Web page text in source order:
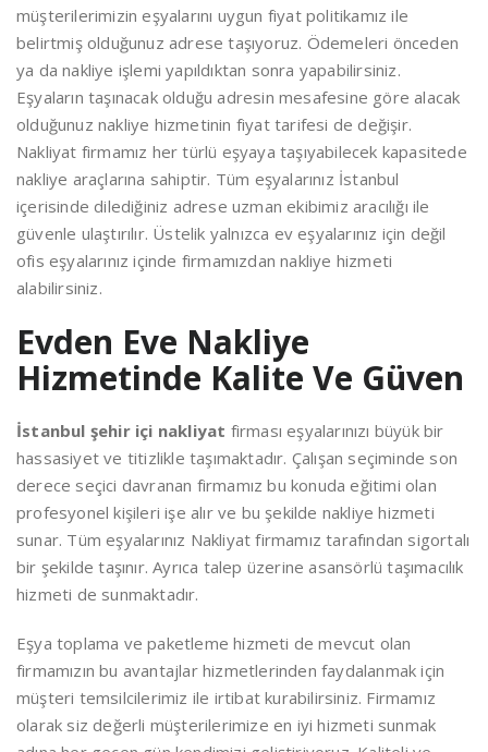
müşterilerimizin eşyalarını uygun fiyat politikamız ile
belirtmiş olduğunuz adrese taşıyoruz. Ödemeleri önceden
ya da nakliye işlemi yapıldıktan sonra yapabilirsiniz.
Eşyaların taşınacak olduğu adresin mesafesine göre alacak
olduğunuz nakliye hizmetinin fiyat tarifesi de değişir.
Nakliyat firmamız her türlü eşyaya taşıyabilecek kapasitede
nakliye araçlarına sahiptir. Tüm eşyalarınız İstanbul
içerisinde dilediğiniz adrese uzman ekibimiz aracılığı ile
güvenle ulaştırılır. Üstelik yalnızca ev eşyalarınız için değil
ofis eşyalarınız içinde firmamızdan nakliye hizmeti
alabilirsiniz.
Evden Eve Nakliye
Hizmetinde Kalite Ve Güven
İstanbul şehir içi nakliyat firması eşyalarınızı büyük bir
hassasiyet ve titizlikle taşımaktadır. Çalışan seçiminde son
derece seçici davranan firmamız bu konuda eğitimi olan
profesyonel kişileri işe alır ve bu şekilde nakliye hizmeti
sunar. Tüm eşyalarınız Nakliyat firmamız tarafından sigortalı
bir şekilde taşınır. Ayrıca talep üzerine asansörlü taşımacılık
hizmeti de sunmaktadır.
Eşya toplama ve paketleme hizmeti de mevcut olan
firmamızın bu avantajlar hizmetlerinden faydalanmak için
müşteri temsilcilerimiz ile irtibat kurabilirsiniz. Firmamız
olarak siz değerli müşterilerimize en iyi hizmeti sunmak